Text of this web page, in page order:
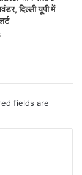
दिल्ली यूपी में
fields are